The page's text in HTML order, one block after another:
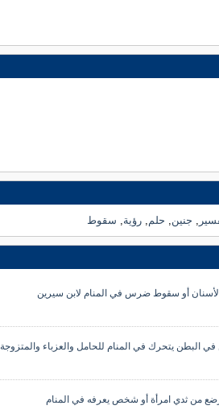
, جنين, حلم, رؤية, سقوط
أو سقوط ضرس في المنام لابن سيرين
البطن يتحرك في المنام للحامل والعزباء والمتزوجة
من ثدي امرأة أو شخص يعرفه في المنام